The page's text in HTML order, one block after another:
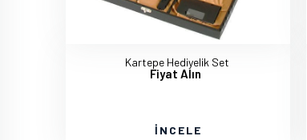
Kartepe Hediyelik Set
Fiyat Alın
İNCELE